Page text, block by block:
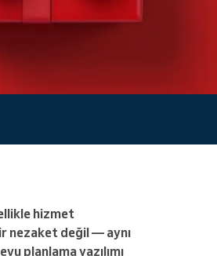
hizmet
nezaket değil — aynı
planlama yazılımı